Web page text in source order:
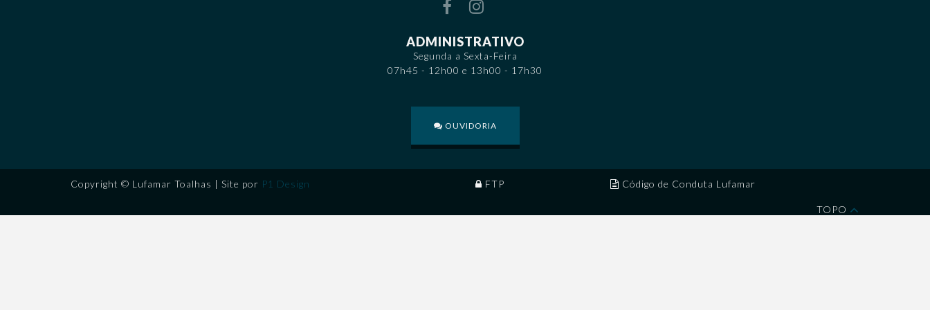
ADMINISTRATIVO
Segunda a Sexta-Feira
07h45 - 12h00 e 13h00 - 17h30
OUVIDORIA
Copyright © Lufamar Toalhas | Site por P1 Design FTP Código de Conduta Lufamar
TOPO